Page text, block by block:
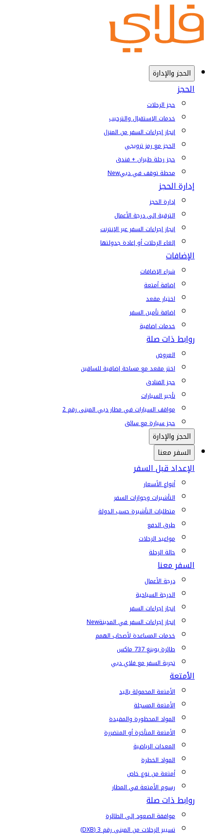
الحجز والإدارة
الحجز
حجز الرحلات
خدمات الإستقبال والترحيب
إنجاز إجراءات السفر من المنزل
الحجز مع رمز ترويجي
حجز رحلة طيران + فندق
محطة توقف في دبيNew
إدارة الحجز
إدارة الحجز
الترقية إلى درجة الأعمال
إنجاز إجراءات السفر عبر الإنترنت
إلغاء الرحلات أو إعادة جدولتها
الإضافات
شراء الإضافات
إضافة أمتعة
اختيار مقعد
إضافة تأمين السفر
خدمات إضافية
روابط ذات صلة
العروض
اختر مقعد مع مساحة إضافية للساقين
حجز الفنادق
تأجير السيارات
مواقف السيارات في مطار دبي المبنى رقم 2
حجز سيارة مع سائق
الحجز والإدارة
السفر معنا
الإعداد قبل السفر
أنواع الأسعار
التأشيرات وجوازات السفر
متطلبات التأشيرة حسب الدولة
طرق الدفع
مواعيد الرحلات
حالة الرحلة
السفر معنا
درجة الأعمال
الدرجة السياحية
إنجاز إجراءات السفر
إنجاز إجراءات السفر في المدينةNew
خدمات المساعدة لأصحاب الهمم
طائرة بوينغ 737 ماكس
تجربة السفر مع فلاي دبي
الأمتعة
الأمتعة المحمولة باليد
الأمتعة المسجلة
المواد المحظورة والمقيدة
الأمتعة المتأخرة أو المتضررة
المعدات الرياضية
المواد الخطرة
أمتعة من نوع خاص
رسوم الأمتعة في المطار
روابط ذات صلة
موافقة الصعود إلى الطائرة
تسيير الرحلات من المبنى رقم 3 (DXB)